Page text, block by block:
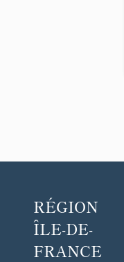
RÉGION
ÎLE-DE-
FRANCE